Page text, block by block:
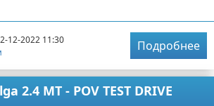
12-2022 11:30
Подробнее
2.4 MT - POV TEST DRIVE